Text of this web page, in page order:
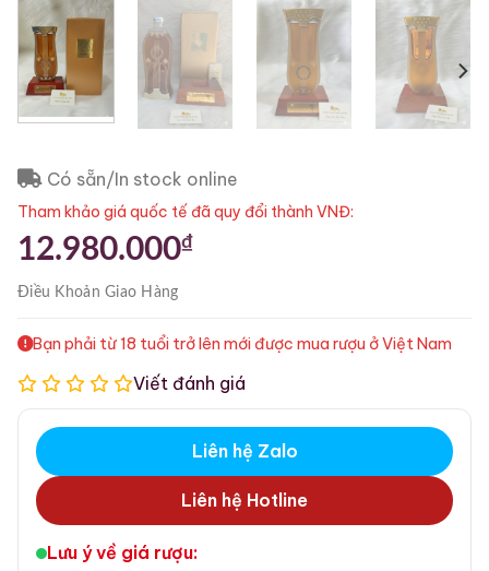
Có sẵn/In stock online
Tham khảo giá quốc tế đã quy đổi thành VNĐ:
12.980.000₫
Điều KhoảnGiao Hàng
Bạn phải từ 18 tuổi trở lên mới được mua rượu ở Việt Nam
Viết đánh giá
Liên hệ Zalo
Liên hệ Hotline
Lưu ý về giá rượu: